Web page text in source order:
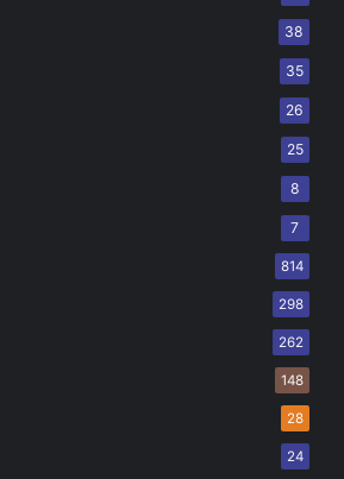
38
35
26
25
8
7
814
298
262
148
28
24